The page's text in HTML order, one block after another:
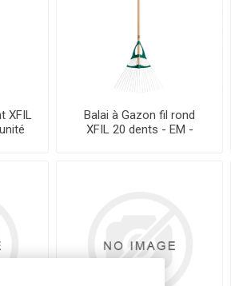
XFIL
Balai à Gazon fil rond
XFIL 20 dents - EM -